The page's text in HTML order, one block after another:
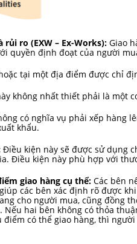
rủi ro (EXW – Ex-Works): Giao
quyền định đoạt của người
tại một địa điểm được chỉ
không nhất thiết phải là một
có nghĩa vụ phải xếp
khẩu.
Điều kiện này sẽ được sử dụng
Điều kiện này phù hợp với
giao hàng cụ thể: Các bên
các bên xác định rõ được
cho người mua, cũng đồng
Nếu hai bên không có thỏa
có thể giao hàng, thì